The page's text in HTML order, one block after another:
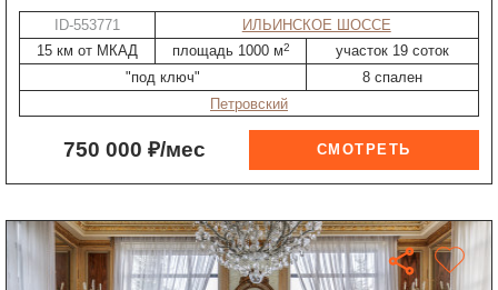
ID-553771
ИЛЬИНСКОЕ ШОССЕ
15 км от МКАД
площадь 1000 м2
участок 19 соток
"под ключ"
8 спален
Петровский
750 000 ₽/мес